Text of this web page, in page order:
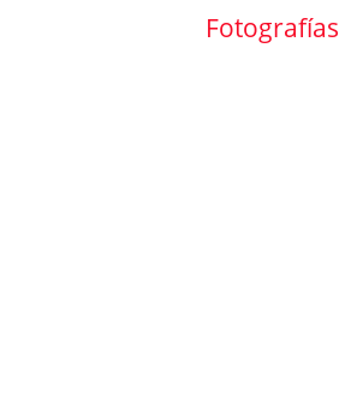
Fotografías